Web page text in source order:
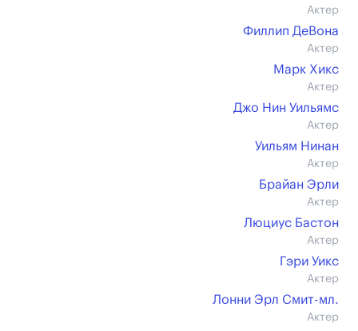
Актер
Филлип ДеВона
Актер
Марк Хикс
Актер
Джо Нин Уильямс
Актер
Уильям Нинан
Актер
Брайан Эрли
Актер
Люциус Бастон
Актер
Гэри Уикс
Актер
Лонни Эрл Смит-мл.
Актер